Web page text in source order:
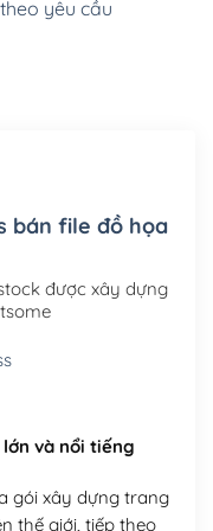
(+100,000₫)
(1 năm) (+300,000₫)
yêu cầu
bán file đồ họa
được xây dựng
và nổi tiếng
gói xây dựng trang
thế giới, tiếp theo